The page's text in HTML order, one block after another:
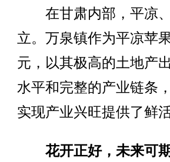
在甘肃内部，平凉、
立。万泉镇作为平凉苹
元，以其极高的土地产
水平和完整的产业链条
实现产业兴旺提供了鲜活
花开正好，未来可期